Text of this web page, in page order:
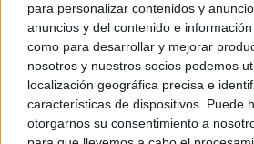
para personalizar contenidos y
anuncios y del contenido e
como para desarrollar y mejorar
nosotros y nuestros socios podemos
localización geográfica precisa e
características de dispositivos. Puede
otorgarnos su consentimiento a
© Kiosko.net Aviso Legal Privacidad y